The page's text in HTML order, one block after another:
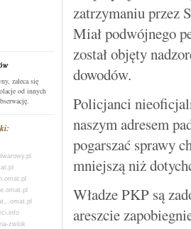
zatrzymaniu przez
Miał podwójnego
został objęty
dowodów.
Policjanci
naszym adresem
pogarszać sprawy
mniejszą niż
Władze PKP są
areszcie
zaleca się
od innych
zwlok